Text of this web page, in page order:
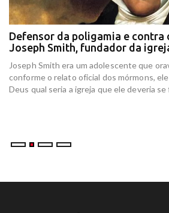
Defensor da poligamia e contra
Joseph Smith, fundador da
Joseph Smith era um adolescente que
conforme o relato oficial dos mórmons,
Deus qual seria a igreja que ele deveria se